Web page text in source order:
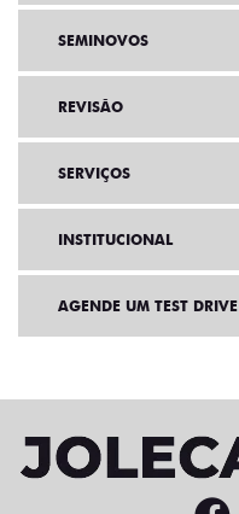
SEMINOVOS
REVISÃO
SERVIÇOS
INSTITUCIONAL
AGENDE UM TEST DRIVE